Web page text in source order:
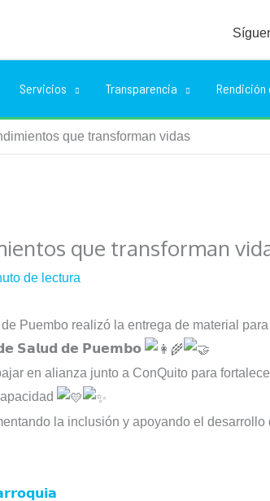
Servicios Transparencia Rendición
que transforman vidas
que transforman
de lectura
Puembo realizó la entrega de material
𝗱𝗲 𝗦𝗮𝗹𝘂𝗱 𝗱𝗲 𝗣𝘂𝗲𝗺𝗯𝗼
en alianza junto a ConQuito para
la inclusión y apoyando el desarrollo